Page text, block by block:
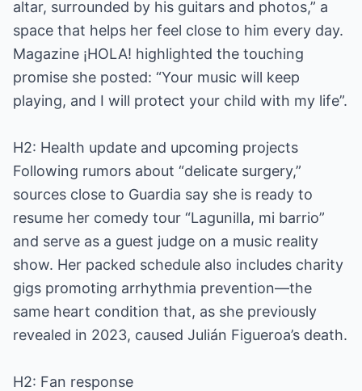
altar, surrounded by his guitars and photos,” a
space that helps her feel close to him every day.
Magazine ¡HOLA! highlighted the touching
promise she posted: “Your music will keep
playing, and I will protect your child with my life”.
H2: Health update and upcoming projects
Following rumors about “delicate surgery,”
sources close to Guardia say she is ready to
resume her comedy tour “Lagunilla, mi barrio”
and serve as a guest judge on a music reality
show. Her packed schedule also includes charity
gigs promoting arrhythmia prevention—the
same heart condition that, as she previously
revealed in 2023, caused Julián Figueroa’s death.
H2: Fan response